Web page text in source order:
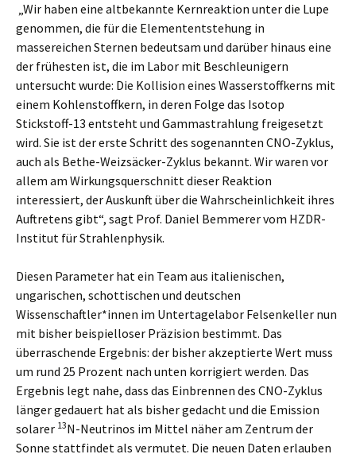
„Wir haben eine altbekannte Kernreaktion unter die Lupe
genommen, die für die Elemententstehung in
massereichen Sternen bedeutsam und darüber hinaus eine
der frühesten ist, die im Labor mit Beschleunigern
untersucht wurde: Die Kollision eines Wasserstoffkerns mit
einem Kohlenstoffkern, in deren Folge das Isotop
Stickstoff-13 entsteht und Gammastrahlung freigesetzt
wird. Sie ist der erste Schritt des sogenannten CNO-Zyklus,
auch als Bethe-Weizsäcker-Zyklus bekannt. Wir waren vor
allem am Wirkungsquerschnitt dieser Reaktion
interessiert, der Auskunft über die Wahrscheinlichkeit ihres
Auftretens gibt“, sagt Prof. Daniel Bemmerer vom HZDR-
Institut für Strahlenphysik.
Diesen Parameter hat ein Team aus italienischen,
ungarischen, schottischen und deutschen
Wissenschaftler*innen im Untertagelabor Felsenkeller nun
mit bisher beispielloser Präzision bestimmt. Das
überraschende Ergebnis: der bisher akzeptierte Wert muss
um rund 25 Prozent nach unten korrigiert werden. Das
Ergebnis legt nahe, dass das Einbrennen des CNO-Zyklus
länger gedauert hat als bisher gedacht und die Emission
solarer 13N-Neutrinos im Mittel näher am Zentrum der
Sonne stattfindet als vermutet. Die neuen Daten erlauben